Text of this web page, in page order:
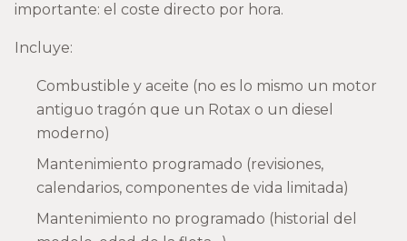
importante: el coste directo por hora.
Incluye:
Combustible y aceite (no es lo mismo un motor
antiguo tragón que un Rotax o un diesel
moderno)
Mantenimiento programado (revisiones,
calendarios, componentes de vida limitada)
Mantenimiento no programado (historial del